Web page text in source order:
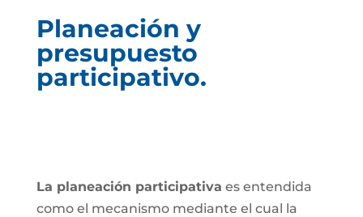
Planeación y
presupuesto
participativo.
La planeación participativa es entendida
como el mecanismo mediante el cual la